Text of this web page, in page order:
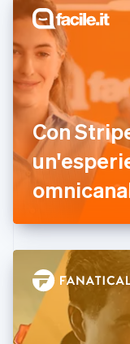
Con
English
Croazia
English
Danimarca
English
Emirati Arabi
English
Estonia
English
Finlandia
Svenska
Francia
Germania
Giappone
日本語
Gibilterra
English
Grecia
English